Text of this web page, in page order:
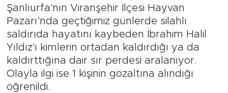
Şanlıurfa'nın Viranşehir İlçesi Hayvan
Pazarı’nda geçtiğimiz günlerde silahlı
saldırıda hayatını kaybeden İbrahim Halil
Yıldız'ı kimlerin ortadan kaldırdığı ya da
kaldırttığına dair sır perdesi aralanıyor.
Olayla ilgi ise 1 kişinin gözaltına alındığı
öğrenildi.
OTOMOBİL
Haber Arşivi